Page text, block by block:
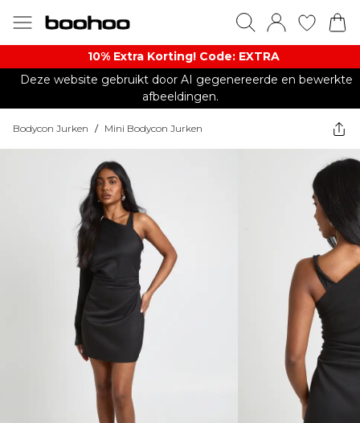
10% Extra Korting! Code: EXTRA​
Deze website gebruikt door AI gegenereerde en bewerkte
afbeeldingen.
Bodycon Jurken / Mini Bodycon Jurken